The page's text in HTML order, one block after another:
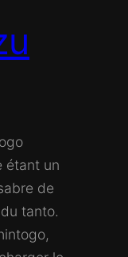
étant un
de
tanto.